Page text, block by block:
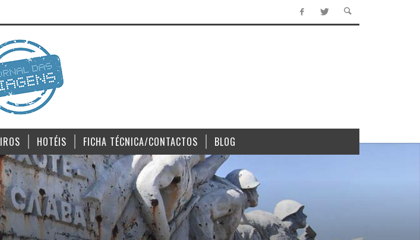
HOTÉIS FICHA TÉCNICA/CONTACTOS BLOG